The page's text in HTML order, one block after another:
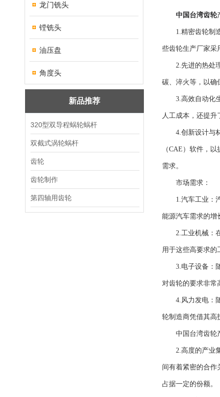
龙门铣头
镗铣头
油压盘
角度头
新品推荐
320型双导程蜗轮蜗杆
双截式涡轮蜗杆
齿轮
齿轮制作
第四轴用齿轮
中国台湾齿轮
1.精密齿轮制造
些齿轮生产厂家采
2.先进的热处理
碳、淬火等，以确
3.高效自动化生
人工成本，还提升
4.创新设计与材
（CAE）软件，
需求。
市场需求：
1.汽车工业：汽
能源汽车需求的增
2.工业机械：在
用于这些高要求的
3.电子设备：随
对齿轮的要求非常
4.风力发电：随
轮制造商凭借其高
中国台湾齿轮
2.高度的产业集
间有着紧密的合作
占据一定的份额。